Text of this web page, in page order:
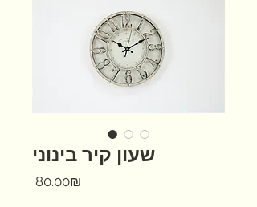
שעון קיר בינוני
‏80.00 ‏₪